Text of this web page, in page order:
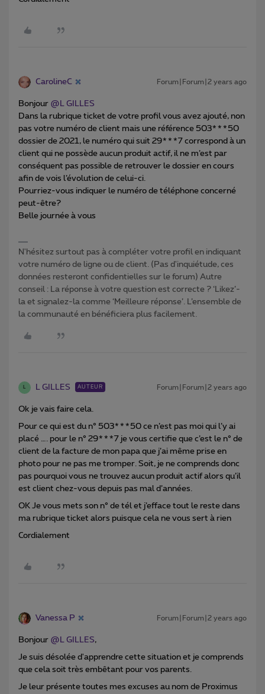
CarolineC Forum|Forum|2 years ago
Bonjour @L GILLES
Dans la rubrique ticket de votre profil vous avez ajouté, non
pas votre numéro de client mais une référence 503***50
dossier de 2021, le numéro qui suit 29***7 correspond à un
client qui ne possède aucun produit actif, il ne m’est par
conséquent pas possible de retrouver le dossier en cours
afin de vois l’évolution de celui-ci.
Pourriez-vous indiquer le numéro de téléphone concerné
peut-être?
Belle journée à vous
N'hésitez surtout pas à compléter votre profil en indiquant
votre numéro de ligne ou de client. (Pas d'inquiétude, ces
données resteront confidentielles sur le forum) Autre
conseil : La réponse à votre question est correcte ? ‘Likez’-
la et signalez-la comme ‘Meilleure réponse’. L’ensemble de
la communauté en bénéficiera plus facilement.
L L GILLES AUTEUR Forum|Forum|2 years ago
Ok je vais faire cela.
Pour ce qui est du n° 503***50 ce n’est pas moi qui l’y ai
placé …. pour le n° 29***7 je vous certifie que c’est le n° de
client de la facture de mon papa que j’ai même prise en
photo pour ne pas me tromper. Soit, je ne comprends donc
pas pourquoi vous ne trouvez aucun produit actif alors qu’il
est client chez-vous depuis pas mal d’années.
OK Je vous mets son n° de tél et j’efface tout le reste dans
ma rubrique ticket alors puisque cela ne vous sert à rien
Cordialement
Vanessa P Forum|Forum|2 years ago
Bonjour @L GILLES,
Je suis désolée d'apprendre cette situation et je comprends
que cela soit très embêtant pour vos parents.
Je leur présente toutes mes excuses au nom de Proximus